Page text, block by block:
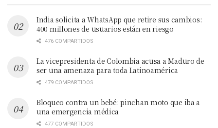
India solicita a WhatsApp que retire sus cambios:
400 millones de usuarios están en riesgo
476 COMPARTIDOS
La vicepresidenta de Colombia acusa a Maduro de
ser una amenaza para toda Latinoamérica
479 COMPARTIDOS
Bloqueo contra un bebé: pinchan moto que iba a
una emergencia médica
477 COMPARTIDOS